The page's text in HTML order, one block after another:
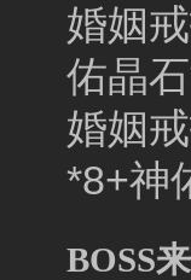
婚姻
佑晶
婚姻
*8+神
BOSS